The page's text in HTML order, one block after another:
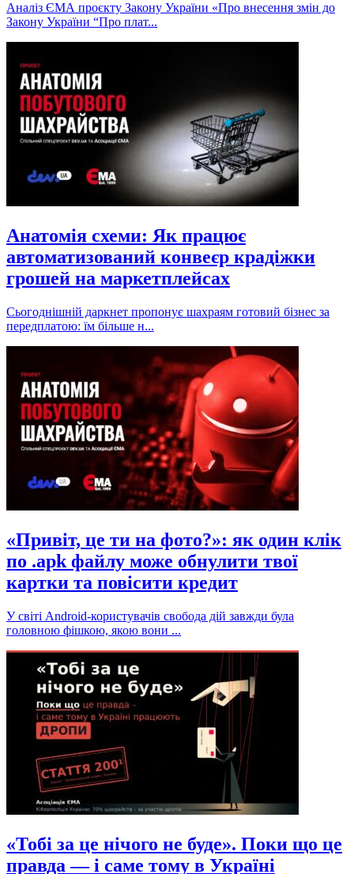
Аналіз ЄМА проєкту Закону України «Про внесення змін до
Закону України “Про плат...
Анатомія схеми: Як працює
автоматизований конвеєр крадіжки
грошей на маркетплейсах
Сьогоднішній даркнет пропонує шахраям готовий бізнес за
передплатою: їм більше н...
«Привіт, це ти на фото?»: як один клік
по .apk файлу може обнулити твої
картки та повісити кредит
У світі Android-користувачів свобода дій завжди була
головною фішкою, якою вони ...
«Тобі за це нічого не буде». Поки що це
правда — і саме тому в Україні